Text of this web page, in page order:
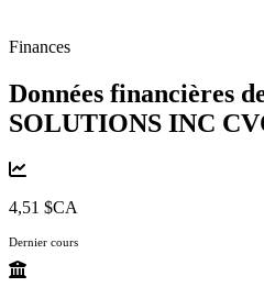
Finances
Données financières
SOLUTIONS INC
4,51 $CA
Dernier cours